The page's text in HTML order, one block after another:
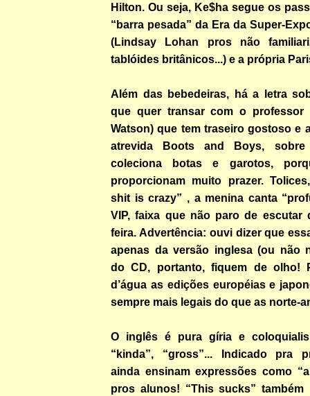
Hilton. Ou seja, Ke$ha segue os
“barra pesada” da Era da Super-
(Lindsay Lohan pros não
tablóides britânicos...) e a própria
Além das bebedeiras, há a letra
que quer transar com o professor
Watson) que tem traseiro gostoso e
atrevida Boots and Boys,
coleciona botas e garotos,
proporcionam muito prazer.
shit is crazy” , a menina canta
VIP, faixa que não paro de escutar
feira. Advertência: ouvi dizer que
apenas da versão inglesa (ou não
do CD, portanto, fiquem de olho!
d’água as edições européias e
sempre mais legais do que as norte-
O inglês é pura gíria e
“kinda”, “gross”... Indicado pra
ainda ensinam expressões como
pros alunos! “This sucks” também